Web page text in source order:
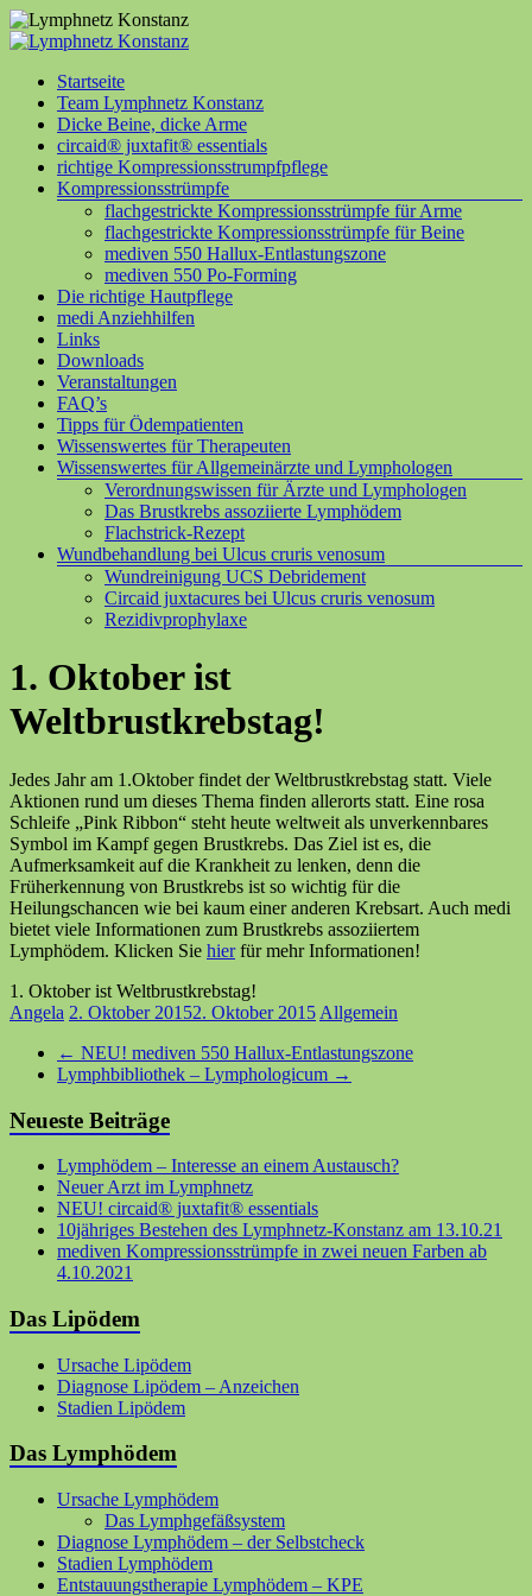
Zum
Inhalt
Lymphnetz
Konstanz
Menü
Startseite
Team Lymphnetz Konstanz
Dicke Beine, dicke Arme
circaid® juxtafit® essentials
richtige Kompressionsstrumpfpflege
Kompressionsstrümpfe
flachgestrickte Kompressionsstrümpfe für Arme
flachgestrickte Kompressionsstrümpfe für Beine
mediven 550 Hallux-Entlastungszone
mediven 550 Po-Forming
Die richtige Hautpflege
medi Anziehhilfen
Links
Downloads
Veranstaltungen
FAQ’s
Tipps für Ödempatienten
Wissenswertes für Therapeuten
Wissenswertes für Allgemeinärzte und Lymphologen
Verordnungswissen für Ärzte und Lymphologen
Das Brustkrebs assoziierte Lymphödem
Flachstrick-Rezept
Wundbehandlung bei Ulcus cruris venosum
Wundreinigung UCS Debridement
Circaid juxtacures bei Ulcus cruris venosum
Rezidivprophylaxe
1. Oktober ist
Weltbrustkrebstag!
Jedes Jahr am 1.Oktober findet der Weltbrustkrebstag statt. Viele
Aktionen rund um dieses Thema finden allerorts statt. Eine rosa
Schleife „Pink Ribbon“ steht heute weltweit als unverkennbares
Symbol im Kampf gegen Brustkrebs. Das Ziel ist es, die
Aufmerksamkeit auf die Krankheit zu lenken, denn die
Früherkennung von Brustkrebs ist so wichtig für die
Heilungschancen wie bei kaum einer anderen Krebsart. Auch medi
bietet viele Informationen zum Brustkrebs assoziiertem
Lymphödem. Klicken Sie hierfür mehr Informationen!
1. Oktober ist Weltbrustkrebstag!
Angela 2. Oktober 20152. Oktober 2015 Allgemein
← NEU! mediven 550 Hallux-Entlastungszone
Lymphbibliothek – Lymphologicum →
Neueste Beiträge
Lymphödem – Interesse an einem Austausch?
Neuer Arzt im Lymphnetz
NEU! circaid® juxtafit® essentials
10jähriges Bestehen des Lymphnetz-Konstanz am 13.10.21
mediven Kompressionsstrümpfe in zwei neuen Farben ab
4.10.2021
Das Lipödem
Ursache Lipödem
Diagnose Lipödem – Anzeichen
Stadien Lipödem
Das Lymphödem
Ursache Lymphödem
Das Lymphgefäßsystem
Diagnose Lymphödem – der Selbstcheck
Stadien Lymphödem
Entstauungstherapie Lymphödem – KPE